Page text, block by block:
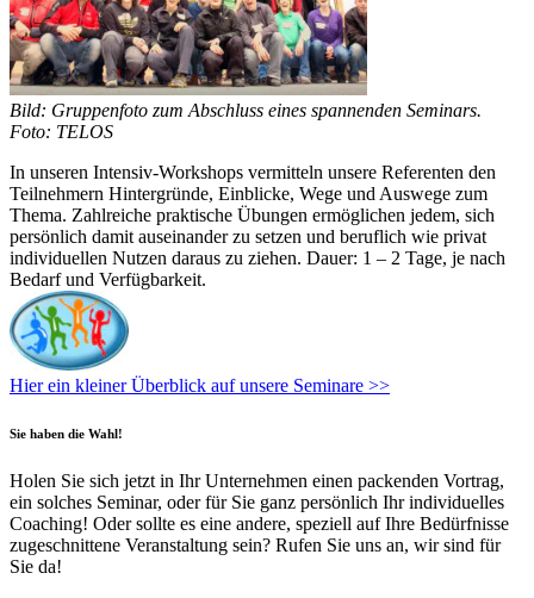
Bild: Gruppenfoto zum Abschluss eines spannenden Seminars.
Foto: TELOS
In unseren Intensiv-Workshops vermitteln unsere Referenten den
Teilnehmern Hintergründe, Einblicke, Wege und Auswege zum
Thema. Zahlreiche praktische Übungen ermöglichen jedem, sich
persönlich damit auseinander zu setzen und beruflich wie privat
individuellen Nutzen daraus zu ziehen. Dauer: 1 – 2 Tage, je nach
Bedarf und Verfügbarkeit.
Hier ein kleiner Überblick auf unsere Seminare >>
Sie haben die Wahl!
Holen Sie sich jetzt in Ihr Unternehmen einen packenden Vortrag,
ein solches Seminar, oder für Sie ganz persönlich Ihr individuelles
Coaching! Oder sollte es eine andere, speziell auf Ihre Bedürfnisse
zugeschnittene Veranstaltung sein? Rufen Sie uns an, wir sind für
Sie da!